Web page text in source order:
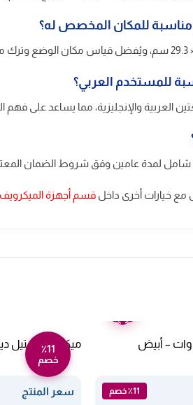
مناسبة للمكان المخصص له؟
للمستخدم العربي؟
العربية والإنجليزية، مما يساعد على
لمدة عامين وفق شروط الضمان
مع خيارات أخرى داخل قسم أجهزة الميكرويف
ميكروويف 20 لتر كولن 1100 وات – أبيض
٪11 خصم
٪11
خصم
ميكرويف ستيل ديجيتال بولم 25 لتر – BULM25
سعر المنتج